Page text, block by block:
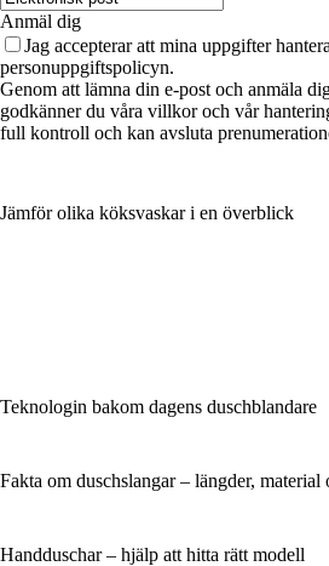
Anmäl dig
Jag accepterar att mina uppgifter
personuppgiftspolicyn.
Genom att lämna din e-post och anmäla
godkänner du våra villkor och vår
full kontroll och kan avsluta
Jämför olika köksvaskar i en överblick
Teknologin bakom dagens duschblandare
Fakta om duschslangar – längder, material
Handduschar – hjälp att hitta rätt modell